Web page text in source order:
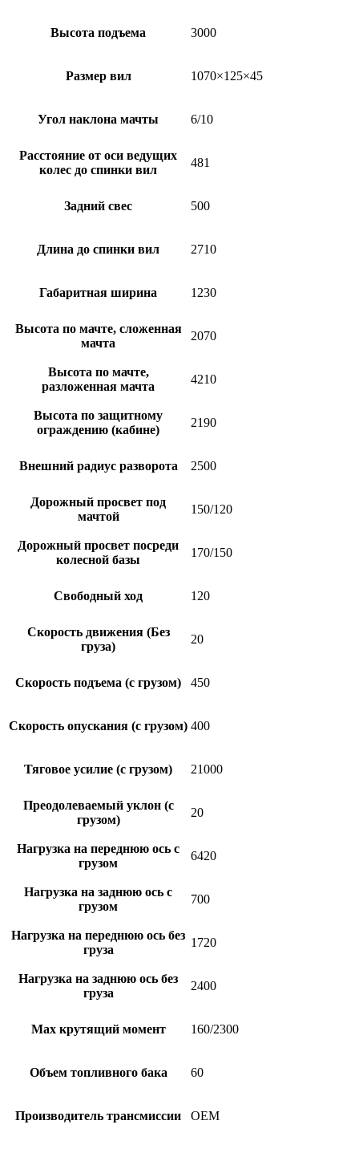
Высота подъема 3000
Размер вил 1070×125×45
Угол наклона мачты 6/10
Расстояние от оси ведущих
колес до спинки вил
481
Задний свес 500
Длина до спинки вил 2710
Габаритная ширина 1230
Высота по мачте, сложенная
мачта
2070
Высота по мачте,
разложенная мачта
4210
Высота по защитному
ограждению (кабине)
2190
Внешний радиус разворота 2500
Дорожный просвет под
мачтой
150/120
Дорожный просвет посреди
колесной базы
170/150
Свободный ход 120
Скорость движения (Без
груза)
20
Скорость подъема (с грузом) 450
Скорость опускания (с грузом) 400
Тяговое усилие (с грузом) 21000
Преодолеваемый уклон (с
грузом)
20
Нагрузка на переднюю ось с
грузом
6420
Нагрузка на заднюю ось с
грузом
700
Нагрузка на переднюю ось без
груза
1720
Нагрузка на заднюю ось без
груза
2400
Max крутящий момент 160/2300
Объем топливного бака 60
Производитель трансмиссии OEM